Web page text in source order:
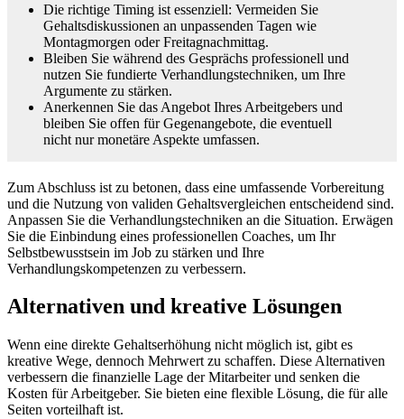
Die richtige Timing ist essenziell: Vermeiden Sie
Gehaltsdiskussionen an unpassenden Tagen wie
Montagmorgen oder Freitagnachmittag.
Bleiben Sie während des Gesprächs professionell und
nutzen Sie fundierte Verhandlungstechniken, um Ihre
Argumente zu stärken.
Anerkennen Sie das Angebot Ihres Arbeitgebers und
bleiben Sie offen für Gegenangebote, die eventuell
nicht nur monetäre Aspekte umfassen.
Zum Abschluss ist zu betonen, dass eine umfassende Vorbereitung
und die Nutzung von validen Gehaltsvergleichen entscheidend sind.
Anpassen Sie die Verhandlungstechniken an die Situation. Erwägen
Sie die Einbindung eines professionellen Coaches, um Ihr
Selbstbewusstsein im Job zu stärken und Ihre
Verhandlungskompetenzen zu verbessern.
Alternativen und kreative Lösungen
Wenn eine direkte Gehaltserhöhung nicht möglich ist, gibt es
kreative Wege, dennoch Mehrwert zu schaffen. Diese Alternativen
verbessern die finanzielle Lage der Mitarbeiter und senken die
Kosten für Arbeitgeber. Sie bieten eine flexible Lösung, die für alle
Seiten vorteilhaft ist.